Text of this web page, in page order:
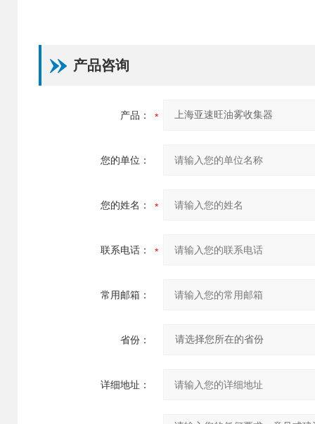
产品咨询
产品：
您的单位：
您的姓名：
联系电话：
常用邮箱：
省份：
详细地址：